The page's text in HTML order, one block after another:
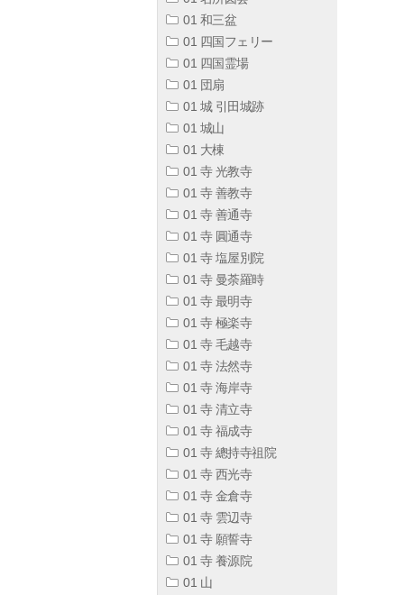
01 和三盆
01 四国フェリー
01 四国霊場
01 団扇
01 城 引田城跡
01 城山
01 大棟
01 寺 光教寺
01 寺 善教寺
01 寺 善通寺
01 寺 圓通寺
01 寺 塩屋別院
01 寺 曼荼羅時
01 寺 最明寺
01 寺 極楽寺
01 寺 毛越寺
01 寺 法然寺
01 寺 海岸寺
01 寺 清立寺
01 寺 福成寺
01 寺 總持寺祖院
01 寺 西光寺
01 寺 金倉寺
01 寺 雲辺寺
01 寺 願誓寺
01 寺 養源院
01 山